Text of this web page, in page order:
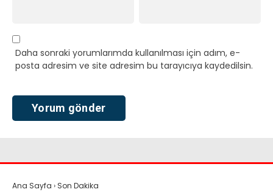
Daha sonraki yorumlarımda kullanılması için adım, e-
posta adresim ve site adresim bu tarayıcıya kaydedilsin.
Ana Sayfa › Son Dakika